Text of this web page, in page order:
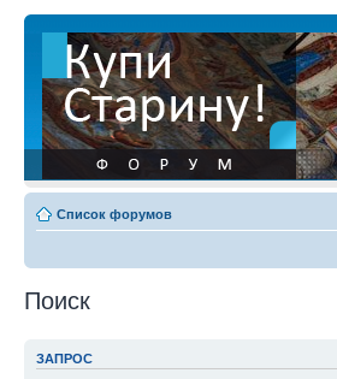
Список форумов
Поиск
ЗАПРОС